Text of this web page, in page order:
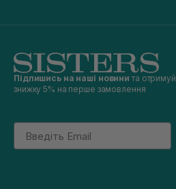
Підпишись на наші новини та отримуй
знижку 5% на перше замовлення
Email